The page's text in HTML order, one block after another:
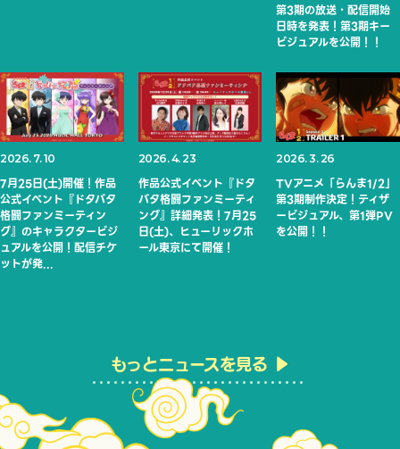
第3期の放送・配信開始
日時を発表！第3期キー
ビジュアルを公開！！
2026. 7. 10
7月25日(土)開催！作品
公式イベント『ドタバタ
格闘ファンミーティン
グ』のキャラクタービジ
ュアルを公開！配信チケ
ットが発...
2026. 4. 23
作品公式イベント『ドタ
バタ格闘ファンミーティ
ング』詳細発表！7月25
日(土)、ヒューリックホ
ール東京にて開催！
2026. 3. 26
TVアニメ「らんま1/2」
第3期制作決定！ティザ
ービジュアル、第1弾PV
を公開！！
もっとニュースを見る ▶︎